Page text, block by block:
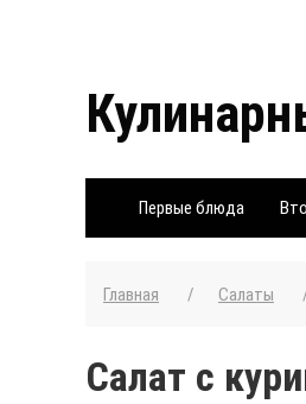
Первые блюда
Главная Салаты
Салат с